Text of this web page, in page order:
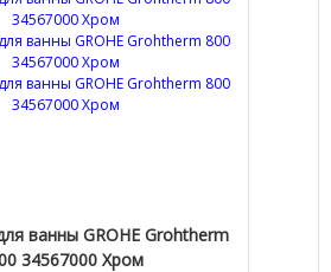
ванны GROHE Grohtherm
34567000 Хром